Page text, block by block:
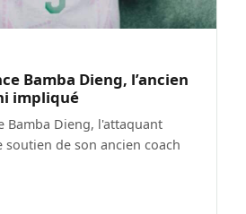
Bamba Dieng, l’ancien
impliqué
Bamba Dieng, l'attaquant
soutien de son ancien coach